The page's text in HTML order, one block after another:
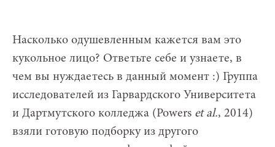
Насколько одушевленным кажется вам это
кукольное лицо? Ответьте себе и узнаете, в
чем вы нуждаетесь в данный момент :) Группа
исследователей из Гарвардского Университета
и Дартмутского колледжа (Powers et al., 2014)
взяли готовую подборку из другого